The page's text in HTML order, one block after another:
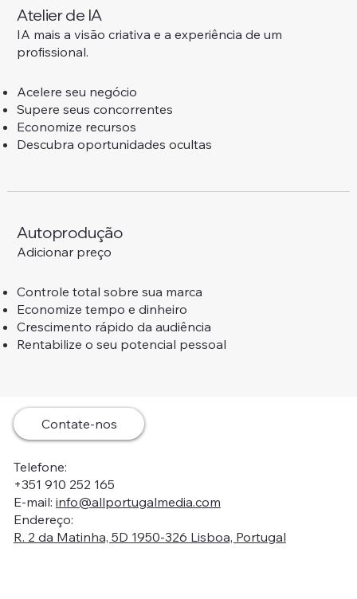
Atelier de IA
IA mais a visão criativa e a experiência de um
profissional.
Acelere seu negócio
Supere seus concorrentes
Economize recursos
Descubra oportunidades ocultas
Autoprodução
Adicionar preço
Controle total sobre sua marca
Economize tempo e dinheiro
Crescimento rápido da audiência
Rentabilize o seu potencial pessoal
Contate-nos
Telefone:
+351 910 252 165
E-mail: info@allportugalmedia.com
Endereço:
R. 2 da Matinha, 5D 1950-326 Lisboa, Portugal